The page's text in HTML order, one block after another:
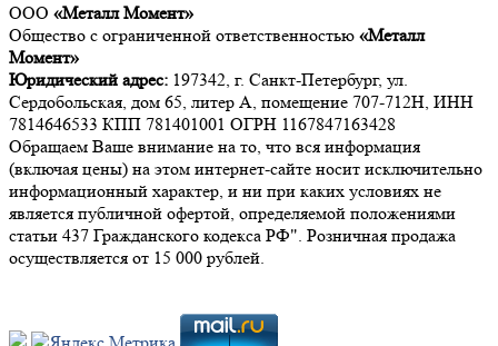
ООО «Металл Момент»
Общество с ограниченной ответственностью «Металл
Момент»
Юридический адрес: 197342, г. Санкт-Петербург, ул.
Сердобольская, дом 65, литер А, помещение 707-712Н, ИНН
7814646533 КПП 781401001 ОГРН 1167847163428
Обращаем Ваше внимание на то, что вся информация
(включая цены) на этом интернет-сайте носит исключительно
информационный характер, и ни при каких условиях не
является публичной офертой, определяемой положениями
статьи 437 Гражданского кодекса РФ". Розничная продажа
осуществляется от 15 000 рублей.